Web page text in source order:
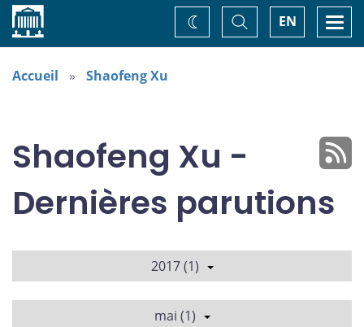
Accueil EN
Basculer
la
recherche
Changez
de
Accueil Shaofeng Xu
Shaofeng Xu -
Dernières parutions
2017 (1)
mai (1)